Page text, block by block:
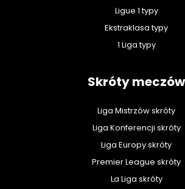
Ligue 1 typy
Ekstraklasa typy
1 Liga typy
Skróty meczów
Liga Mistrzów skróty
Liga Konferencji skróty
Liga Europy skróty
Premier League skróty
La Liga skróty